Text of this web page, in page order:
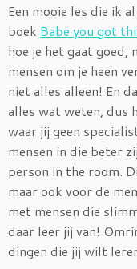
Een mooie les die ik
boek Babe you got
hoe je het gaat goed,
mensen om je heen
niet alles alleen! En
alles wat weten, dus
waar jij geen
mensen in die beter
person in the room.
maar ook voor de
met mensen die
daar leer jij van!
dingen die jij wilt